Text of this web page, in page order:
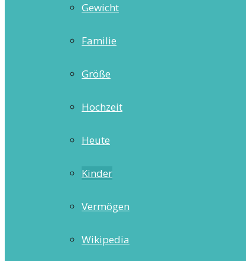
Gewicht
Familie
Größe
Hochzeit
Heute
Kinder
Vermögen
Wikipedia